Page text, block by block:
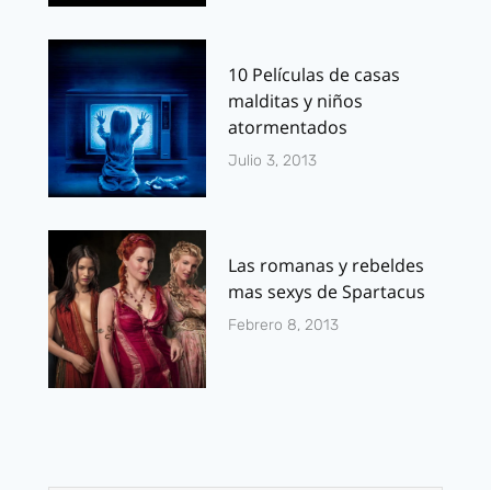
10 Películas de casas
malditas y niños
atormentados
Julio 3, 2013
Las romanas y rebeldes
mas sexys de Spartacus
Febrero 8, 2013